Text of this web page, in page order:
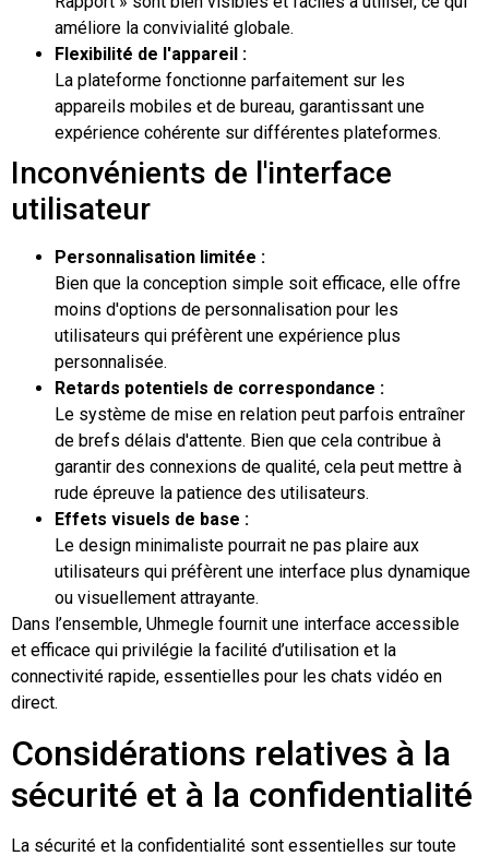
améliore la convivialité globale.
Flexibilité de l'appareil :
La plateforme fonctionne parfaitement sur les
appareils mobiles et de bureau, garantissant une
expérience cohérente sur différentes plateformes.
Inconvénients de l'interface
utilisateur
Personnalisation limitée :
Bien que la conception simple soit efficace, elle offre
moins d'options de personnalisation pour les
utilisateurs qui préfèrent une expérience plus
personnalisée.
Retards potentiels de correspondance :
Le système de mise en relation peut parfois entraîner
de brefs délais d'attente. Bien que cela contribue à
garantir des connexions de qualité, cela peut mettre à
rude épreuve la patience des utilisateurs.
Effets visuels de base :
Le design minimaliste pourrait ne pas plaire aux
utilisateurs qui préfèrent une interface plus dynamique
ou visuellement attrayante.
Dans l’ensemble, Uhmegle fournit une interface accessible
et efficace qui privilégie la facilité d’utilisation et la
connectivité rapide, essentielles pour les chats vidéo en
direct.
Considérations relatives à la
sécurité et à la confidentialité
La sécurité et la confidentialité sont essentielles sur toute